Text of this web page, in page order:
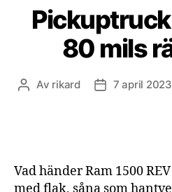
80 mils
Inläggsförfattare
Av rikard Inläggsdatum
7 april 2023
Vad händer Ram 1500